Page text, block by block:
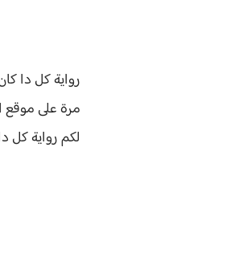
رواية كل دا
مرة على موقع
لكمروايةكل